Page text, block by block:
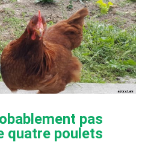
pas
quatre poulets